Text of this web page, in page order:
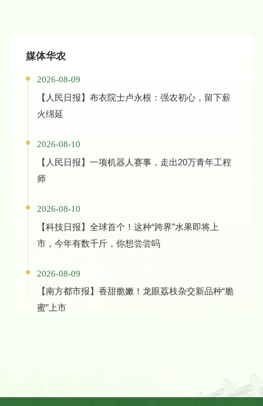
媒体华农
2026-08-09
【人民日报】布衣院士卢永根：强农初心，留下薪
火绵延
2026-08-10
【人民日报】一项机器人赛事，走出20万青年工程
师
2026-08-10
【科技日报】全球首个！这种“跨界”水果即将上
市，今年有数千斤，你想尝尝吗
2026-08-09
【南方都市报】香甜脆嫩！龙眼荔枝杂交新品种“脆
蜜”上市